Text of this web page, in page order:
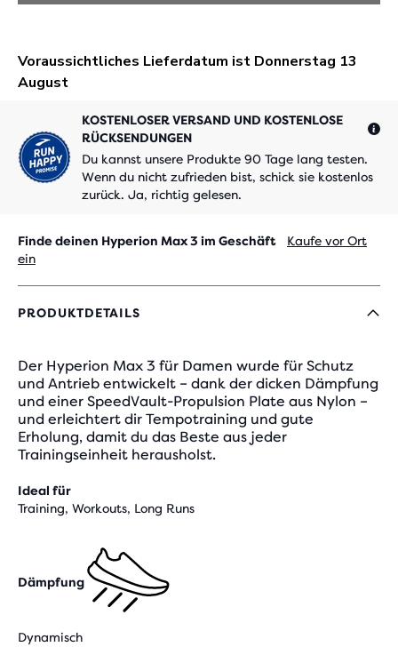
KOSTENLOSER VERSAND UND KOSTENLOSE
RÜCKSENDUNGEN
Du kannst unsere Produkte 90 Tage lang testen.
Wenn du nicht zufrieden bist, schick sie kostenlos
zurück. Ja, richtig gelesen.
Finde deinen Hyperion Max 3 im Geschäft
Kaufe vor Ort
ein
PRODUKTDETAILS
Der Hyperion Max 3 für Damen wurde für Schutz
und Antrieb entwickelt – dank der dicken Dämpfung
und einer SpeedVault-Propulsion Plate aus Nylon –
und erleichtert dir Tempotraining und gute
Erholung, damit du das Beste aus jeder
Trainingseinheit herausholst.
Ideal für
Training, Workouts, Long Runs
Dämpfung
Dynamisch